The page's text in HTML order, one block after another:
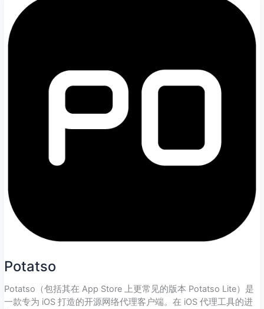
Potatso
Potatso（包括其在 App Store 上更常见的版本 Potatso Lite）是
一款专为 iOS 打造的开源网络代理客户端。在 iOS 代理工具的进